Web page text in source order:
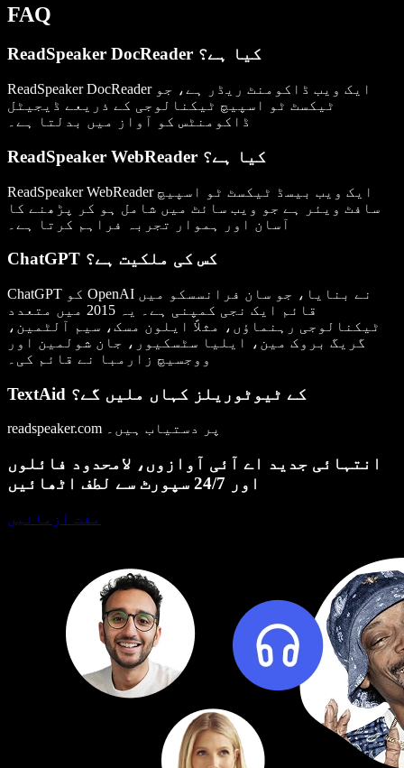
FAQ
ReadSpeaker DocReader کیا ہے؟
ReadSpeaker DocReader ایک ویب ڈاکومنٹ ریڈر ہے، جو
ٹیکسٹ ٹو اسپیچ ٹیکنالوجی کے ذریعے ڈیجیٹل
ڈاکومنٹس کو آواز میں بدلتا ہے۔
ReadSpeaker WebReader کیا ہے؟
ReadSpeaker WebReader ایک ویب بیسڈ ٹیکسٹ ٹو اسپیچ
سافٹ ویئر ہے جو ویب سائٹ میں شامل ہو کر پڑھنے کا
آسان اور ہموار تجربہ فراہم کرتا ہے۔
ChatGPT کس کی ملکیت ہے؟
ChatGPT کو OpenAI نے بنایا، جو سان فرانسسکو میں
قائم ایک نجی کمپنی ہے۔ یہ 2015 میں متعدد
ٹیکنالوجی رہنماؤں، مثلاً ایلون مسک، سیم آلٹمین،
گریگ بروک مین، ایلیا سٹسکیور، جان شولمین اور
ووجسیچ زارمبا نے قائم کی۔
TextAid کے ٹیوٹوریلز کہاں ملیں گے؟
readspeaker.com پر دستیاب ہیں۔
انتہائی جدید اے آئی آوازوں، لامحدود فائلوں
اور 24/7 سپورٹ سے لطف اٹھائیں
مفت آزمائیں